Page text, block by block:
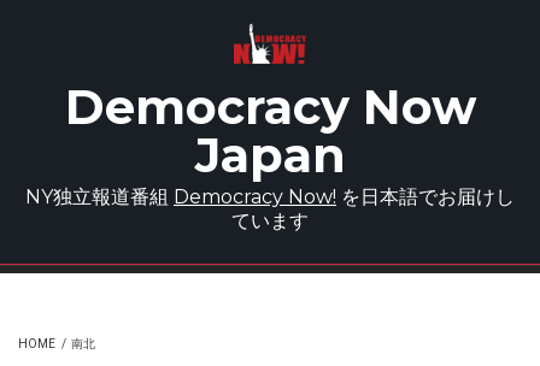
Democracy Now
Japan
NY独立報道番組 Democracy Now! を日本語でお届けし
ています
HOME / 南北